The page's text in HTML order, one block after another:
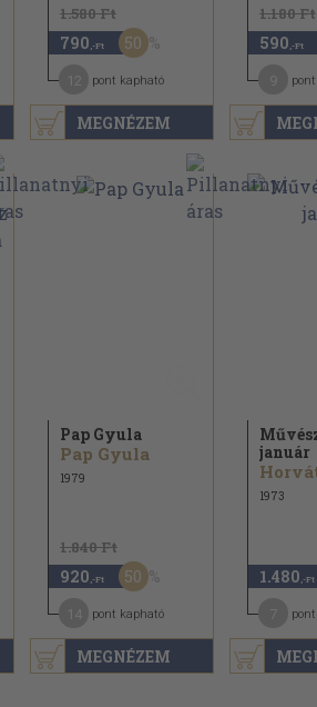
MEGNÉZEM
1.580 Ft
790 ,-Ft 50
pont kapható
1.180 Ft
590 ,-Ft
MEGNÉZEM
Pap Gyula
Pap Gyula
1979
1.840 Ft
920 ,-Ft 50
pont kapható
január
1973
1.480 ,-Ft